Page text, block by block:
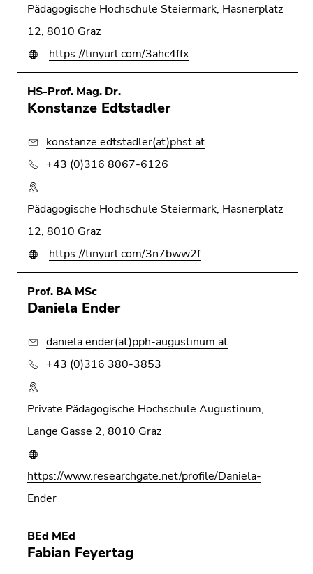
Pädagogische Hochschule Steiermark, Hasnerplatz
12, 8010 Graz
https://tinyurl.com/3ahc4ffx
HS-Prof. Mag. Dr.
Konstanze Edtstadler
konstanze.edtstadler(at)phst.at
+43 (0)316 8067-6126
Pädagogische Hochschule Steiermark, Hasnerplatz
12, 8010 Graz
https://tinyurl.com/3n7bww2f
Prof. BA MSc
Daniela Ender
daniela.ender(at)pph-augustinum.at
+43 (0)316 380-3853
Private Pädagogische Hochschule Augustinum,
Lange Gasse 2, 8010 Graz
https://www.researchgate.net/profile/Daniela-
Ender
BEd MEd
Fabian Feyertag